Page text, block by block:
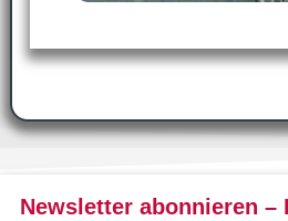
Newsletter abonnieren –